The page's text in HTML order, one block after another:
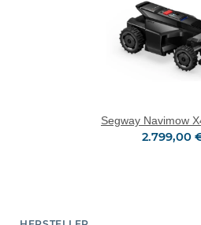
Segway Navimow
2.799,00